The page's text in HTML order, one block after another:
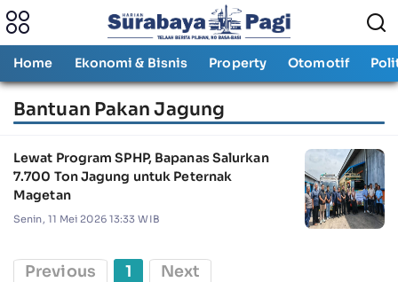
Home Ekonomi & Bisnis Property Otomotif
Bantuan Pakan Jagung
Lewat Program SPHP, Bapanas Salurkan
7.700 Ton Jagung untuk Peternak
Magetan
Senin, 11 Mei 2026 13:33 WIB
Previous 1 Next